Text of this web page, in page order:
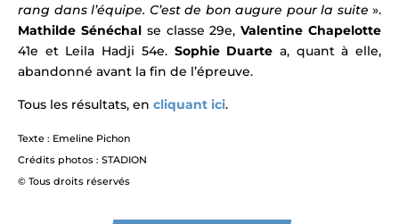
rang dans l’équipe. C’est de bon augure pour la suite ».
Mathilde Sénéchalse classe 29e,Valentine Chapelotte
41e et Leila Hadji 54e. Sophie Duarte a, quant à elle,
abandonné avant la fin de l’épreuve.
Tous les résultats, en cliquant ici.
Texte : Emeline Pichon
Crédits photos : STADION
© Tous droits réservés